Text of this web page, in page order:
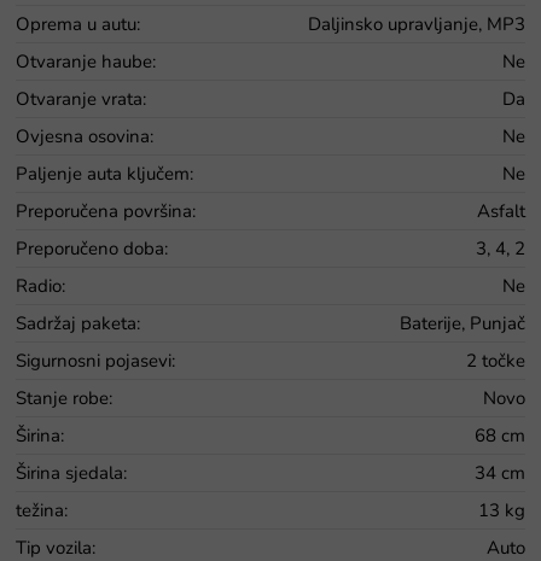
Oprema u autu:
Daljinsko upravljanje, MP3
Otvaranje haube:
Ne
Otvaranje vrata:
Da
Ovjesna osovina:
Ne
Paljenje auta ključem:
Ne
Preporučena površina:
Asfalt
Preporučeno doba:
3, 4, 2
Radio:
Ne
Sadržaj paketa:
Baterije, Punjač
Sigurnosni pojasevi:
2 točke
Stanje robe:
Novo
Širina:
68 cm
Širina sjedala:
34 cm
težina:
13 kg
Tip vozila:
Auto